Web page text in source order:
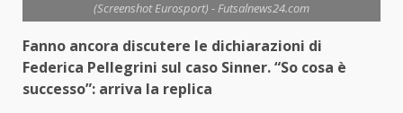
(Screenshot Eurosport) - Futsalnews24.com
Fanno ancora discutere le dichiarazioni di
Federica Pellegrini sul caso Sinner. “So cosa è
successo”: arriva la replica